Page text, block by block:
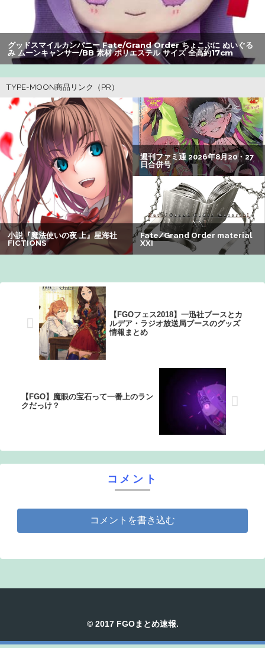
オコエ瑠偉、メキシコに渡って2球団を即クビ→SNS更新が
3ヶ月間止まって消息不明に
【悲報】Z世代の身長低下の理由、ついに判明かｗｗｗｗ：
【悲報】大学生の頃に出会った小学生と結婚した男、めち
ゃくちゃ炎上してしまうwwwwwwwww
【画像】瀬戸環奈（セトカン）さん、ティファのコスプレ
でシコらせにくるｗｗｗ：26/08/01のニュース
【動画】大阪府警に射殺されたオッサン、めちゃめちゃ苦
しそうに死ぬ
【速報】熊本イオンモール、爆発の原因は『これ』の可能
性
【画像】オタク「実際にプレイしたらわかるけどライザは
ｗ：26/08/06のニュース
グッドスマイルカンパニー Fate/Grand Order ちょこぷに ぬいぐる
み ムーンキャンサー/BB 素材 ポリエステル サイズ 全高約17cm
【FGOフェス2018】一迅社ブースとカ
ルデア・ラジオ放送局ブースのグッズ
情報まとめ
【FGO】魔眼の宝石って一番上のラン
クだっけ？
コメント
コメントを書き込む
© 2017 FGOまとめ速報.